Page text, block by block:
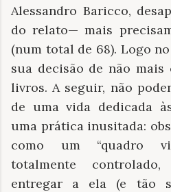
Alessandro Baricco,
do relato— mais
(num total de 68). Logo
sua decisão de não
livros. A seguir, não
de uma vida dedicada
uma prática inusitada:
como um “quadro
totalmente
entregar a ela (e tão